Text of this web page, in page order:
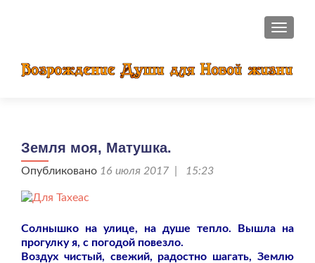
Земля моя, Матушка.
Опубликовано 16 июля 2017 | 15:23
Солнышко на улице, на душе тепло. Вышла на
прогулку я, с погодой повезло.
Воздух чистый, свежий, радостно шагать, Землю